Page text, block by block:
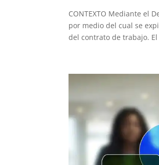
CONTEXTO Mediante el
por medio del cual se
del contrato de trabajo. El